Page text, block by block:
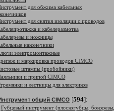
для обжима кабельных
для снятия изоляции с проводов
и кабелеразмотка
и ножницы
наконечники
электромонтажные
и маркировка проводов CIMCO
штампы (пробойники)
и припой CIMCO
и лестницы для электриков
общий CIMCO [594]:
Губцевый инструмент (плоскогубцы, бокорезы,